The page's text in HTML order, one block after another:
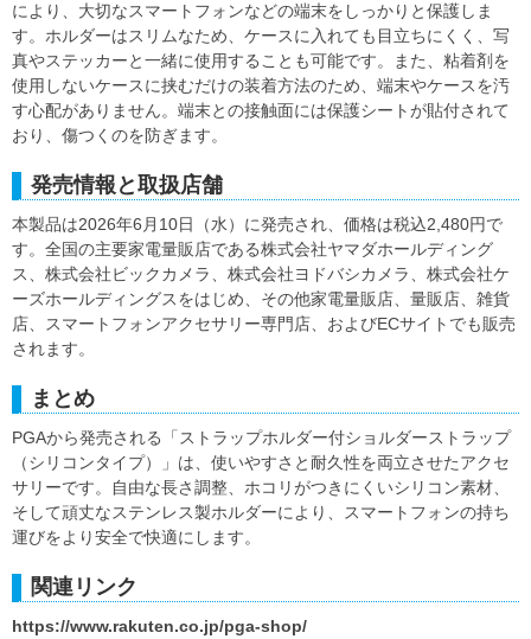
により、大切なスマートフォンなどの端末をしっかりと保護しま
す。ホルダーはスリムなため、ケースに入れても目立ちにくく、写
真やステッカーと一緒に使用することも可能です。また、粘着剤を
使用しないケースに挟むだけの装着方法のため、端末やケースを汚
す心配がありません。端末との接触面には保護シートが貼付されて
おり、傷つくのを防ぎます。
発売情報と取扱店舗
本製品は2026年6月10日（水）に発売され、価格は税込2,480円で
す。全国の主要家電量販店である株式会社ヤマダホールディング
ス、株式会社ビックカメラ、株式会社ヨドバシカメラ、株式会社ケ
ーズホールディングスをはじめ、その他家電量販店、量販店、雑貨
店、スマートフォンアクセサリー専門店、およびECサイトでも販売
されます。
まとめ
PGAから発売される「ストラップホルダー付ショルダーストラップ
（シリコンタイプ）」は、使いやすさと耐久性を両立させたアクセ
サリーです。自由な長さ調整、ホコリがつきにくいシリコン素材、
そして頑丈なステンレス製ホルダーにより、スマートフォンの持ち
運びをより安全で快適にします。
関連リンク
https://www.rakuten.co.jp/pga-shop/